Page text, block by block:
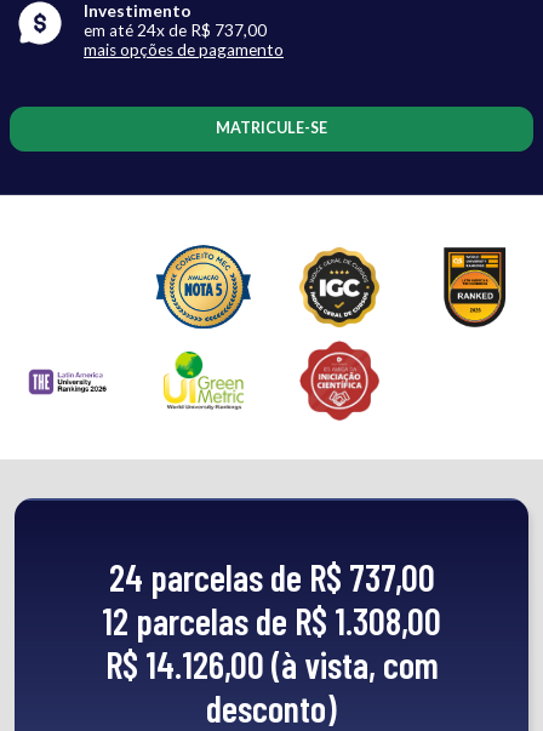
Investimento
em até 24x de R$ 737,00
mais opções de pagamento
MATRICULE-SE
24 parcelas de R$ 737,00
12 parcelas de R$ 1.308,00
R$ 14.126,00 (à vista, com
desconto)